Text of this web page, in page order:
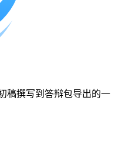
稿撰写到答辩包导出的一